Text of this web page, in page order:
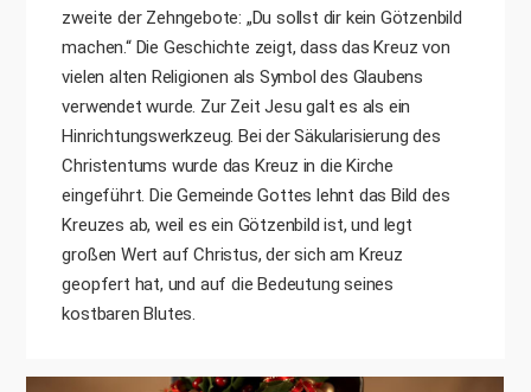
zweite der Zehngebote: „Du sollst dir kein Götzenbild
machen.“ Die Geschichte zeigt, dass das Kreuz von
vielen alten Religionen als Symbol des Glaubens
verwendet wurde. Zur Zeit Jesu galt es als ein
Hinrichtungswerkzeug. Bei der Säkularisierung des
Christentums wurde das Kreuz in die Kirche
eingeführt. Die Gemeinde Gottes lehnt das Bild des
Kreuzes ab, weil es ein Götzenbild ist, und legt
großen Wert auf Christus, der sich am Kreuz
geopfert hat, und auf die Bedeutung seines
kostbaren Blutes.